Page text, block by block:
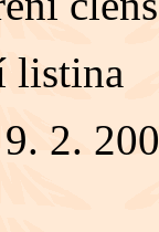
listina
2.